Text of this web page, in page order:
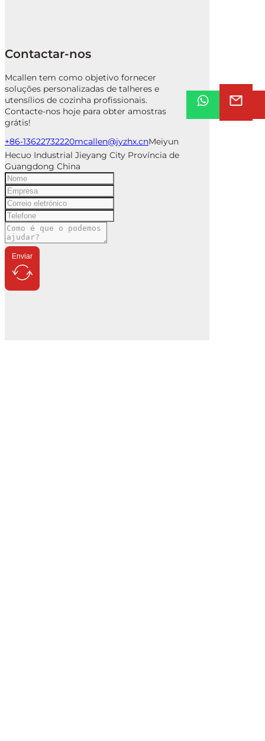
Contactar-nos
Mcallen tem como objetivo fornecer
soluções personalizadas de talheres e
utensílios de cozinha profissionais.
Contacte-nos hoje para obter amostras
grátis!
+86-13622732220mcallen@jyzhx.cnMeiyun
Hecuo Industrial Jieyang City Província de
Guangdong China
Enviar